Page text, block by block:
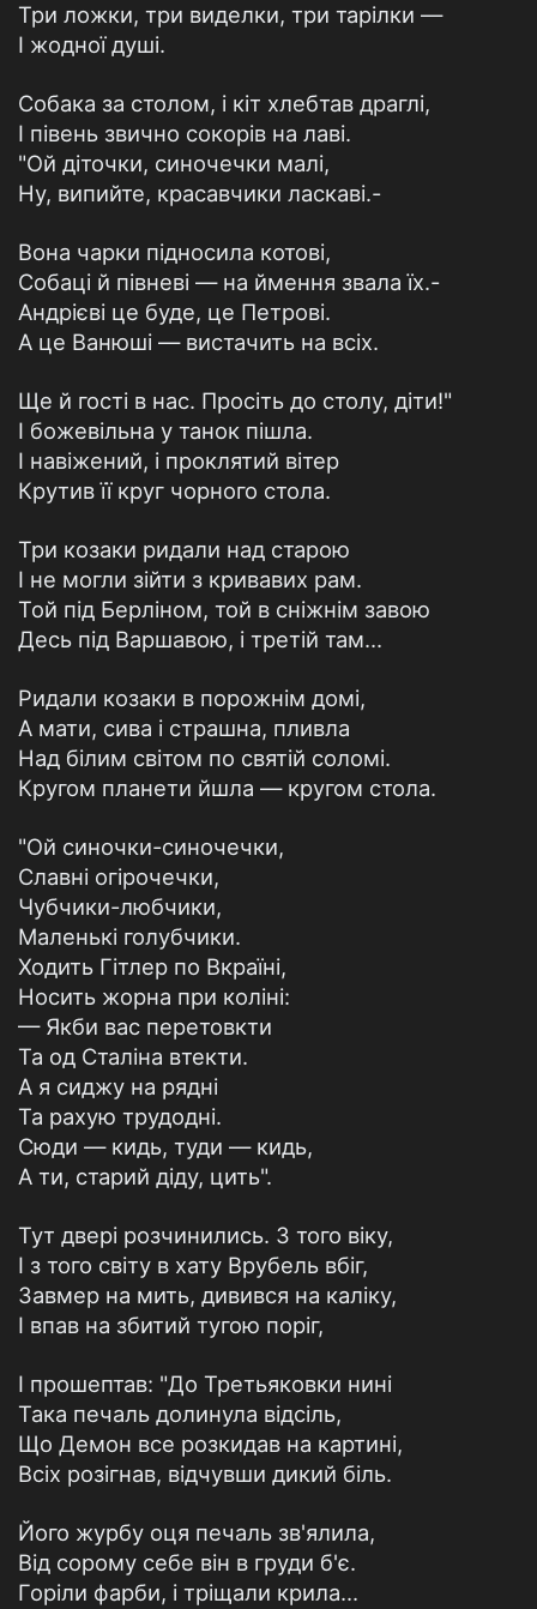
Три ложки, три виделки, три тарілки —
І жодної душі.
Собака за столом, і кіт хлебтав драглі,
І півень звично сокорів на лаві.
"Ой діточки, синочечки малі,
Ну, випийте, красавчики ласкаві.-
Вона чарки підносила котові,
Собаці й півневі — на ймення звала їх.-
Андрієві це буде, це Петрові.
А це Ванюші — вистачить на всіх.
Ще й гості в нас. Просіть до столу, діти!"
І божевільна у танок пішла.
І навіжений, і проклятий вітер
Крутив її круг чорного стола.
Три козаки ридали над старою
І не могли зійти з кривавих рам.
Той під Берліном, той в сніжнім завою
Десь під Варшавою, і третій там...
Ридали козаки в порожнім домі,
А мати, сива і страшна, пливла
Над білим світом по святій соломі.
Кругом планети йшла — кругом стола.
"Ой синочки-синочечки,
Славні огірочечки,
Чубчики-любчики,
Маленькі голубчики.
Ходить Гітлер по Вкраїні,
Носить жорна при коліні:
— Якби вас перетовкти
Та од Сталіна втекти.
А я сиджу на рядні
Та рахую трудодні.
Сюди — кидь, туди — кидь,
А ти, старий діду, цить".
Тут двері розчинились. З того віку,
І з того світу в хату Врубель вбіг,
Завмер на мить, дивився на каліку,
І впав на збитий тугою поріг,
І прошептав: "До Третьяковки нині
Така печаль долинула відсіль,
Що Демон все розкидав на картині,
Всіх розігнав, відчувши дикий біль.
Його журбу оця печаль зв'ялила,
Від сорому себе він в груди б'є.
Горіли фарби, і тріщали крила...